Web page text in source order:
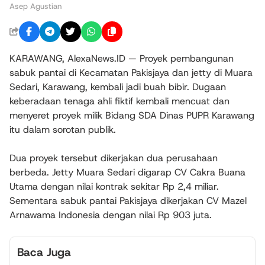
Asep Agustian
KARAWANG, AlexaNews.ID — Proyek pembangunan
sabuk pantai di Kecamatan Pakisjaya dan jetty di Muara
Sedari, Karawang, kembali jadi buah bibir. Dugaan
keberadaan tenaga ahli fiktif kembali mencuat dan
menyeret proyek milik Bidang SDA Dinas PUPR Karawang
itu dalam sorotan publik.
Dua proyek tersebut dikerjakan dua perusahaan
berbeda. Jetty Muara Sedari digarap CV Cakra Buana
Utama dengan nilai kontrak sekitar Rp 2,4 miliar.
Sementara sabuk pantai Pakisjaya dikerjakan CV Mazel
Arnawama Indonesia dengan nilai Rp 903 juta.
Baca Juga